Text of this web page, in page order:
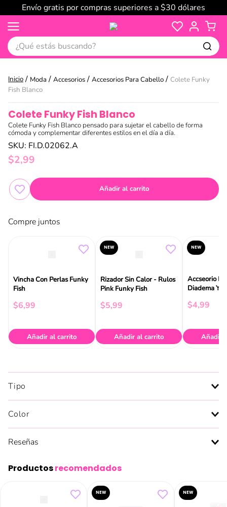
Envío gratis por compras superiores a $30 dólares
¿Qué estás buscando?
Moda Accesorios Accesorios Para Cabello
Colete Funky
Fish Blanco
Colete Funky Fish Blanco
Colete Funky Fish Blanco pensado para sujetar el cabello de forma
cómoda y complementar diferentes estilos en el día a día.
SKU: FI.D.02062.A
$2,99
Añadir al carrito
Compre juntos
Vincha Con Perlas Funky
Fish
$6,99
Añadir al carrito
NEW
Rizador Sin Calor - Rulos
Pink Funky Fish
$5,99
Añadir al carrito
NEW
Accseorio
Diadema Y
$4,99
Añadir
Tipo
Color
Reseñas
Productosrecomendados
NEW NEW